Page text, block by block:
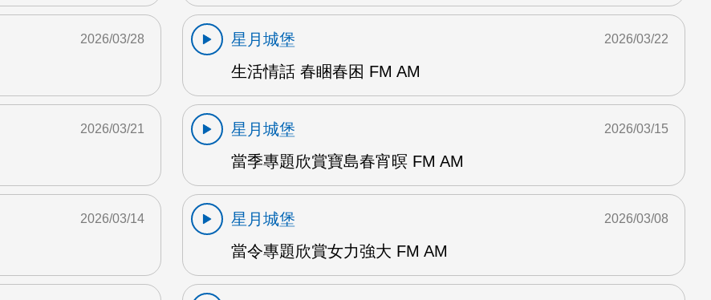
2026/03/28
星月城堡
生活情話 春睏春困 FM AM
2026/03/22
2026/03/21
星月城堡
當季專題欣賞寶島春宵暝 FM AM
2026/03/15
2026/03/14
星月城堡
當令專題欣賞女力強大 FM AM
2026/03/08